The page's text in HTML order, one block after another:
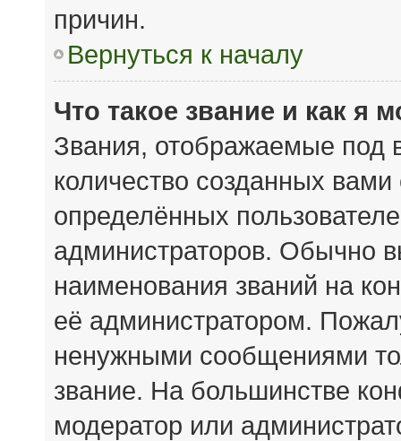
причин.
Вернуться к началу
Что такое звание и как я
Звания, отображаемые
количество созданных
определённых
администраторов. Обычно
наименования званий на
её администратором.
ненужными сообщениями
звание. На большинстве
модератор или